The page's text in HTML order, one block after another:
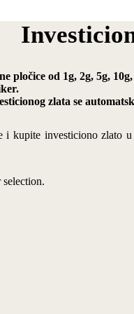
pločice od 1g, 2g, 5g,
zlata se
i kupite investiciono zlato